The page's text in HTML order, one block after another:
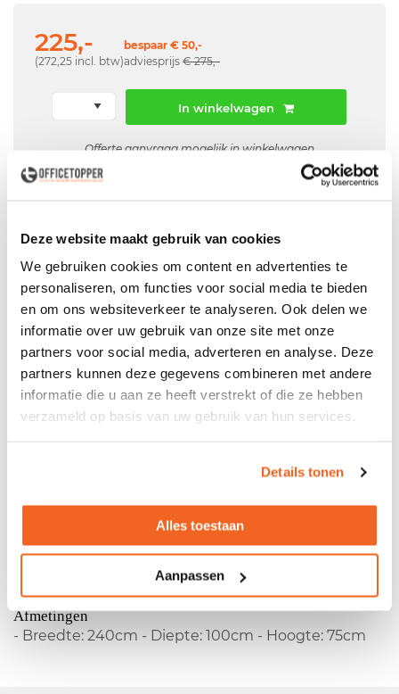
Deze website maakt gebruik van cookies
We gebruiken cookies om content en advertenties te
personaliseren, om functies voor social media te bieden
en om ons websiteverkeer te analyseren. Ook delen we
informatie over uw gebruik van onze site met onze
partners voor social media, adverteren en analyse. Deze
partners kunnen deze gegevens combineren met andere
informatie die u aan ze heeft verstrekt of die ze hebben
verzameld op basis van uw gebruik van hun services.
Details tonen
Alles toestaan
Aanpassen
225,-
(272,25 incl. btw)
bespaar € 50,-
adviesprijs € 275,-
In winkelwagen
Offerte aanvraag mogelijk in winkelwagen
Levering
in België
Voor zowelParticulieralsZakelijk
Professionele
Bezorg- en Montageservice
- Vaste hoogte - Massief
multiplex blad met HPL toplaag - Onderstel
voorzien van twee wielen
- Kleur blad: paars - Kleur poten: zilvergrijs
Afmetingen
- Breedte: 240cm - Diepte: 100cm - Hoogte: 75cm